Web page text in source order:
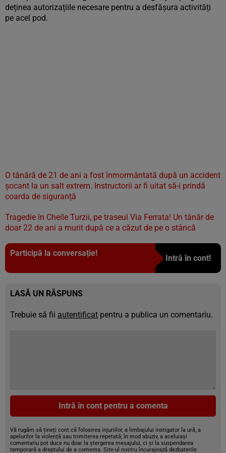
deținea autorizațiile necesare pentru a desfășura activități
pe acel pod.
O tânără de 21 de ani a fost înmormântată după un accident
șocant la un salt extrem. Instructorii ar fi uitat să-i prindă
coarda de siguranță
Tragedie în Cheile Turzii, pe traseul Via Ferrata! Un tânăr de
doar 22 de ani a murit după ce a căzut de pe o stâncă
Participă la conversație!
Intră în cont!
LASĂ UN RĂSPUNS
Trebuie să fii autentificat pentru a publica un comentariu.
Intră în cont pentru a comenta
Vă rugăm să țineți cont că folosirea injuriilor, a limbajului instigator la ură, a
apelurilor la violență sau trimiterea repetată, în mod abuziv, a aceluiași
comentariu pot duce nu doar la ștergerea mesajului, ci și la suspendarea
temporară a dreptului de a comenta. Site-ul nostru încurajează dezbaterile